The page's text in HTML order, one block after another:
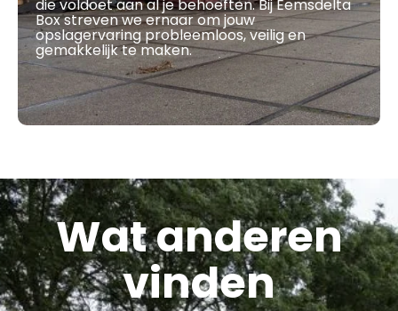
die voldoet aan al je behoeften. Bij Eemsdelta
Box streven we ernaar om jouw
opslagervaring probleemloos, veilig en
gemakkelijk te maken.
Wat anderen
vinden